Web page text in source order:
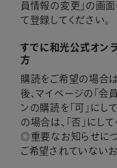
員情報の変更」の画
て登録してください。
すでに和光公式オン
方
購読をご希望の場合は
後、マイページの「
ンの購読を「可」にし
の場合は、「否」にして
◎重要なお知らせにつ
ご希望されていない